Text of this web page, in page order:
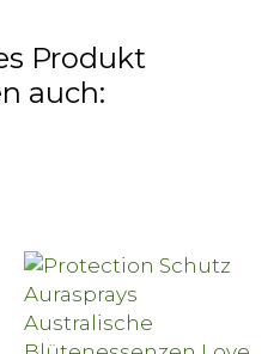
Produkt
auch: